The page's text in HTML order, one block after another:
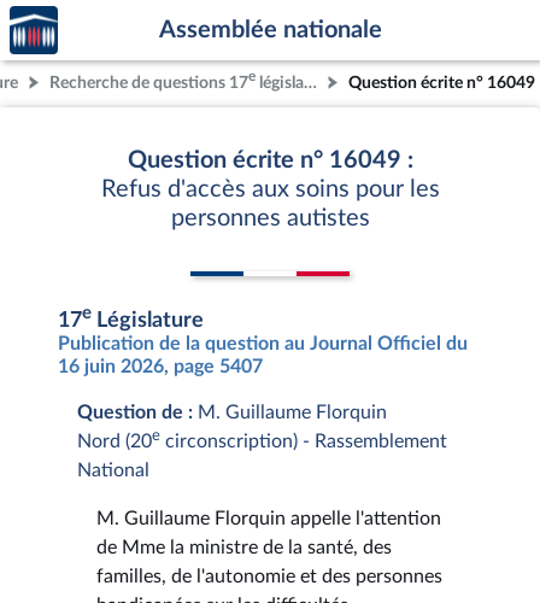
Aller au contenu
Aller en bas de la page
Accèder
à la
page
d'accueil
Assemblée nationale
Recherche de questions 17e législature Question écrite n° 16049
Question écrite n° 16049 :
Refus d'accès aux soins pour les
personnes autistes
17e Législature
Publication de la question au Journal Officiel du
16 juin 2026, page 5407
Question de : M. Guillaume Florquin
Nord (20e circonscription) - Rassemblement
National
M. Guillaume Florquin appelle l'attention
de Mme la ministre de la santé, des
familles, de l'autonomie et des personnes